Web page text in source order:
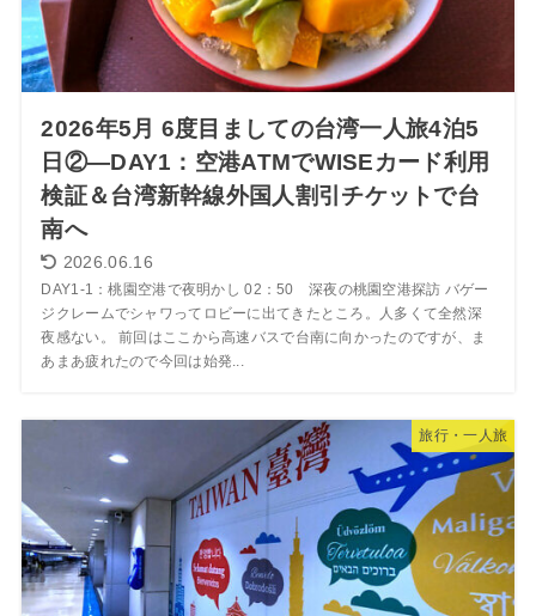
2026年5月 6度目ましての台湾一人旅4泊5
日②―DAY1：空港ATMでWISEカード利用
検証＆台湾新幹線外国人割引チケットで台
南へ
2026.06.16
DAY1-1：桃園空港で夜明かし 02：50 深夜の桃園空港探訪 バゲー
ジクレームでシャワってロビーに出てきたところ。人多くて全然深
夜感ない。 前回はここから高速バスで台南に向かったのですが、ま
あまあ疲れたので今回は始発...
旅行・一人旅